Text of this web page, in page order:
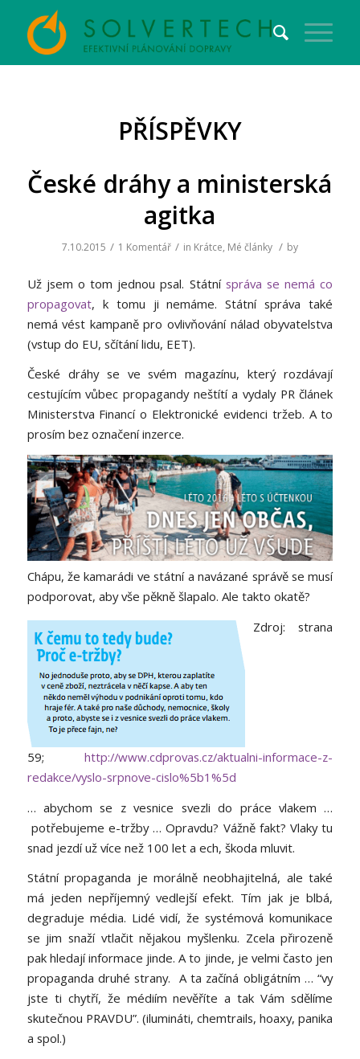
PŘÍSPĚVKY
České dráhy a ministerská
agitka
7.10.2015 / 1 Komentář / in Krátce, Mé články / by
Už jsem o tom jednou psal. Státní správa se nemá co
propagovat, k tomu ji nemáme. Státní správa také
nemá vést kampaně pro ovlivňování nálad obyvatelstva
(vstup do EU, sčítání lidu, EET).
České dráhy se ve svém magazínu, který rozdávají
cestujícím vůbec propagandy neštítí a vydaly PR článek
Ministerstva Financí o Elektronické evidenci tržeb. A to
prosím bez označení inzerce.
Chápu, že kamarádi ve státní a navázané správě se musí
podporovat, aby vše pěkně šlapalo. Ale takto okatě?
Zdroj: strana
59;http://www.cdprovas.cz/aktualni-informace-z-
redakce/vyslo-srpnove-cislo%5b1%5d
… abychom se z vesnice svezli do práce vlakem …
potřebujeme e-tržby … Opravdu? Vážně fakt? Vlaky tu
snad jezdí už více než 100 let a ech, škoda mluvit.
Státní propaganda je morálně neobhajitelná, ale také
má jeden nepříjemný vedlejší efekt. Tím jak je blbá,
degraduje média. Lidé vidí, že systémová komunikace
se jim snaží vtlačit nějakou myšlenku. Zcela přirozeně
pak hledají informace jinde. A to jinde, je velmi často jen
propaganda druhé strany. A ta začíná obligátním … “vy
jste ti chytří, že médiím nevěříte a tak Vám sdělíme
skutečnou PRAVDU”. (ilumináti, chemtrails, hoaxy, panika
a spol.)